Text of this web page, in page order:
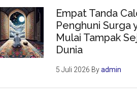
Empat Tanda
Penghuni Surga
Mulai Tampak
Dunia
5 Juli 2026 Byadmin